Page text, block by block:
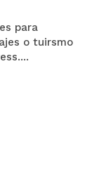
para
o tuirsmo